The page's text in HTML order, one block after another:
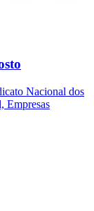
Nacional dos
Empresas